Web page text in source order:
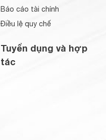
Báo cáo tài chính
Điều lệ quy chế
Tuyển dụng và hợp
tác